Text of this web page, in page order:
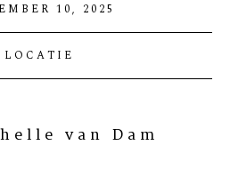
10, 2025
LOCATIE
van Dam